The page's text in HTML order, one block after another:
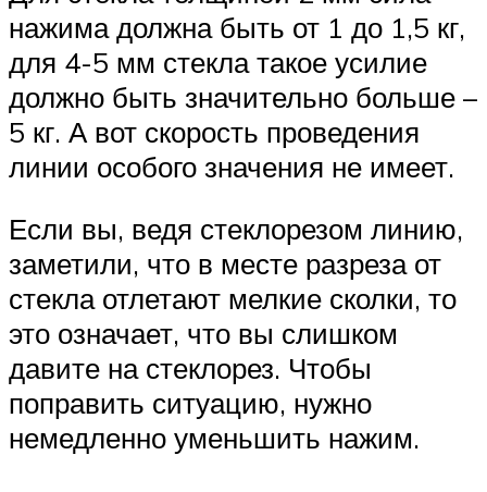
нажима должна быть от 1 до 1,5 кг,
для 4-5 мм стекла такое усилие
должно быть значительно больше –
5 кг. А вот скорость проведения
линии особого значения не имеет.
Если вы, ведя стеклорезом линию,
заметили, что в месте разреза от
стекла отлетают мелкие сколки, то
это означает, что вы слишком
давите на стеклорез. Чтобы
поправить ситуацию, нужно
немедленно уменьшить нажим.